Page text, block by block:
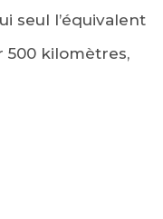
seul l’équivalent
500 kilomètres,